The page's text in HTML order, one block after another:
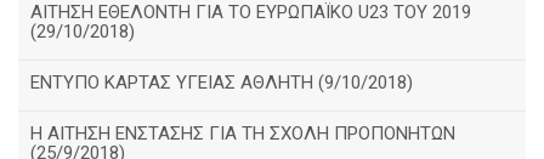
ΑΙΤΗΣΗ ΕΘΕΛΟΝΤΗ ΓΙΑ ΤΟ ΕΥΡΩΠΑΪΚΟ U23 ΤΟΥ 2019
(29/10/2018)
ΕΝΤΥΠΟ ΚΑΡΤΑΣ ΥΓΕΙΑΣ ΑΘΛΗΤΗ (9/10/2018)
Η ΑΙΤΗΣΗ ΕΝΣΤΑΣΗΣ ΓΙΑ ΤΗ ΣΧΟΛΗ ΠΡΟΠΟΝΗΤΩΝ
(25/9/2018)